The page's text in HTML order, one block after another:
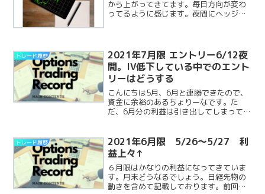
から上がってきてます。毎日方向が変わ
ってるように感じます。夜間にヘッジ買
とか年末年始とか大ReadMore...
トレード履歴
2021年7月限 エントリー6/12夜
間。IV低下している中でのエント
リーはどうする
こんにちは5月、6月と連勝できたので、
資金に余裕のあるちょりーなです。た
だ、6月分の利益は引き出してしまってい
がルールなのでしっかり淡々とやってい
きます。7月限エンReadMore...
トレード履歴
2021年6月限 5/26～5/27 利
益上々↑
６月限はかなりの利益になってきていま
す。月末どうなるでしょう。日経先物の
動きを含めて記載しております。前回の